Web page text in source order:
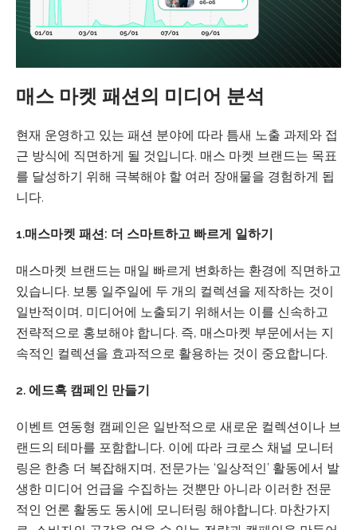
매스 마켓 패션의 미디어 분석
현재 운영하고 있는 패션 분야에 따라 틈새 노출 과제와 접
근 방식에 직면하게 될 것입니다. 매스 마켓 브랜드는 목표
를 달성하기 위해 극복해야 할 여러 장애물을 경험하게 됩
니다.
1.매스마켓 패션: 더 스마트하고 빠르게 일하기
매스마켓 브랜드는 매일 빠르게 변화하는 환경에 직면하고
있습니다. 보통 일주일에 두 개의 컬렉션을 제작하는 것이
일반적이며, 미디어에 노출되기 위해서는 이를 신속하고
전략적으로 홍보해야 합니다. 즉, 매스마켓 부문에서는 지
속적인 컬렉션을 효과적으로 활용하는 것이 중요합니다.
2. 에드혹 캠페인 만들기
이벤트 연동형 캠페인은 일반적으로 새로운 컬렉션이나 브
랜드의 테마를 포함합니다. 이에 따라 크로스 채널 모니터
링은 한층 더 복잡해지며, 전문가는 ‘일상적인’ 활동에서 발
생한 미디어 언급을 수집하는 것뿐만 아니라 이러한 전문
적인 언론 활동도 동시에 모니터링 해야합니다. 마찬가지